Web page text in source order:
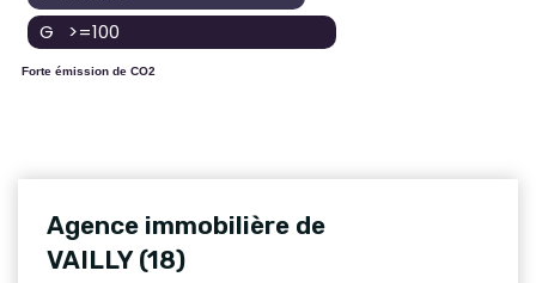
G >=100
Forte émission de CO2
Agence immobilière de
VAILLY (18)